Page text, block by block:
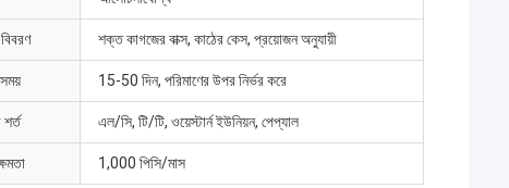
শক্ত কাগজের বাক্স, কাঠের কেস, প্রয়োজন অনুযায়ী
15-50 দিন, পরিমাণের উপর নির্ভর করে
এল/সি, টি/টি, ওয়েস্টার্ন ইউনিয়ন, পেপ্যাল
1,000 পিসি/মাস